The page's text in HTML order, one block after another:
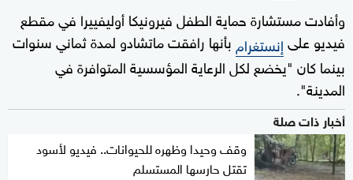
وأفادت مستشارة حماية الطفل فيرونيكا أوليفييرا في مقطع
فيديو علىإنستغرام بأنها رافقت ماتشادو لمدة ثماني سنوات
بينما كان "يخضع لكل الرعاية المؤسسية المتوافرة في
المدينة".
أخبار ذات صلة
وقف وحيدا وظهره للحيوانات.. فيديو لأسود
تقتل حارسها المستسلم